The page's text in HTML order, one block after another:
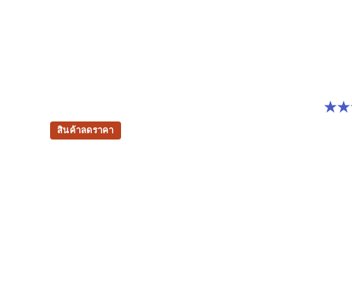
4.8 จาก 5 ดาว 111 รีวิว
สินค้าลดราคา